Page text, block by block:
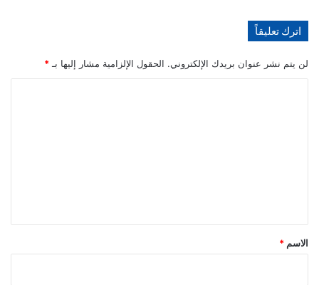
اترك تعليقاً
لن يتم نشر عنوان بريدك الإلكتروني. الحقول الإلزامية مشار إليها بـ *
*
الاسم *